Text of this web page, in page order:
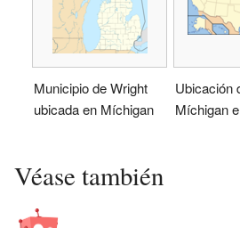
Municipio de Wright
ubicada en Míchigan
Ubicación
Míchigan
Véase también